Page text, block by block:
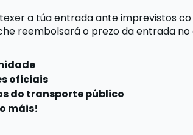
a túa entrada ante imprevistos
reembolsará o prezo da entrada no
oficiais
do transporte público
máis!